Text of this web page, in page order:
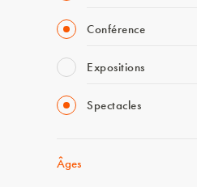
Conférence
Expositions
Spectacles
Âges